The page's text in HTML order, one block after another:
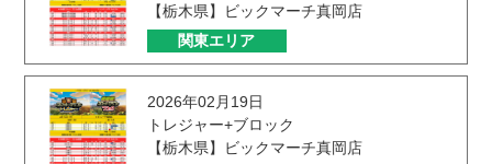
【栃木県】ビックマーチ真岡店
関東エリア
2026年02月19日
トレジャー+ブロック
【栃木県】ビックマーチ真岡店